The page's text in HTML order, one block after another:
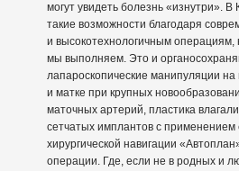
могут увидеть болезнь «изнутри».
такие возможности благодаря
и высокотехнологичным операциям,
мы выполняем. Это и
лапароскопические манипуляции на
и матке при крупных
маточных артерий, пластика
сетчатых имплантов с применением
хирургической навигации
операции. Где, если не в родных и